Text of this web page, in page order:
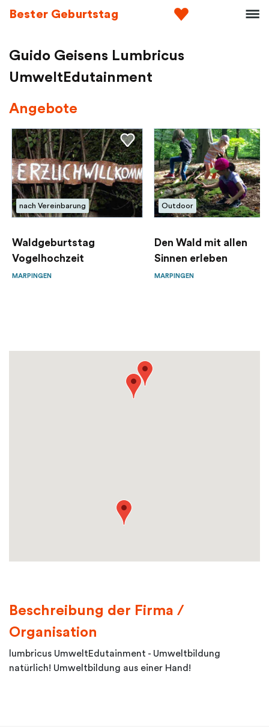
Bester Geburtstag
Guido Geisens Lumbricus
UmweltEdutainment
Angebote
nach Vereinbarung
Waldgeburtstag
Vogelhochzeit
MARPINGEN
Outdoor
Den Wald mit allen
Sinnen erleben
MARPINGEN
Beschreibung der Firma /
Organisation
lumbricus UmweltEdutainment - Umweltbildung
natürlich! Umweltbildung aus einer Hand!